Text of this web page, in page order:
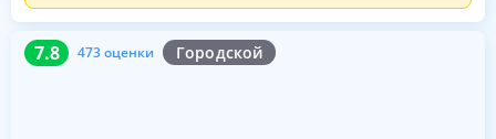
7.8 473 оценки Городской
7.8 473 оценки